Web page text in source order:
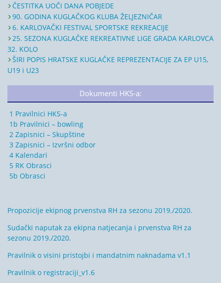
ČESTITKA UOČI DANA POBJEDE
90. GODINA KUGLAČKOG KLUBA ŽELJEZNIČAR
6. KARLOVAČKI FESTIVAL SPORTSKE REKREACIJE
25. SEZONA KUGLAČKE REKREATIVNE LIGE GRADA KARLOVCA
32. KOLO
ŠIRI POPIS HRATSKE KUGLAČKE REPREZENTACIJE ZA EP U15,
U19 i U23
Dokumenti HKS-a:
1 Pravilnici HKS-a
1b Pravilnici – bowling
2 Zapisnici – Skupštine
3 Zapisnici – Izvršni odbor
4 Kalendari
5 RK Obrasci
5b Obrasci
Propozicije ekipnog prvenstva RH za sezonu 2019./2020.
Sudački naputak za ekipna natjecanja i prvenstva RH za
sezonu 2019./2020.
Pravilnik o visini pristojbi i mandatnim naknadama v1.1
Pravilnik o registraciji_v1.6